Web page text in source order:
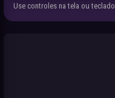
Use controles na tela ou teclado.